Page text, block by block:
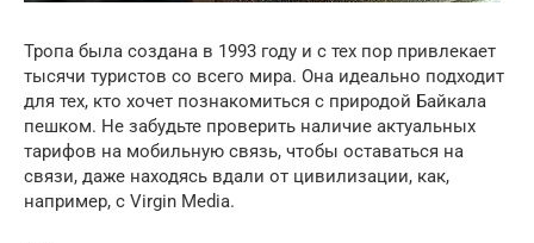
Тропа была создана в 1993 году и с тех пор привлекает
тысячи туристов со всего мира. Она идеально подходит
для тех, кто хочет познакомиться с природой Байкала
пешком. Не забудьте проверить наличие актуальных
тарифов на мобильную связь, чтобы оставаться на
связи, даже находясь вдали от цивилизации, как,
например, с Virgin Media.